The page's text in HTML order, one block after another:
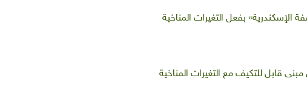
الإسكندرية» بفعل التغيرات المناخية
قابل للتكيف مع التغيرات المناخية